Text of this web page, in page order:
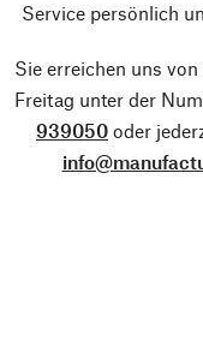
Service persönlich
Sie erreichen uns
Freitag unter der
939050 oder